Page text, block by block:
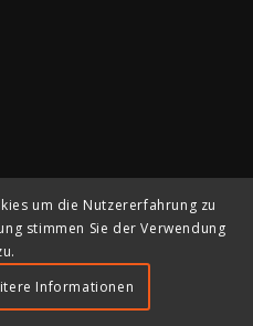
um die Nutzererfahrung zu
stimmen Sie der Verwendung
Informationen